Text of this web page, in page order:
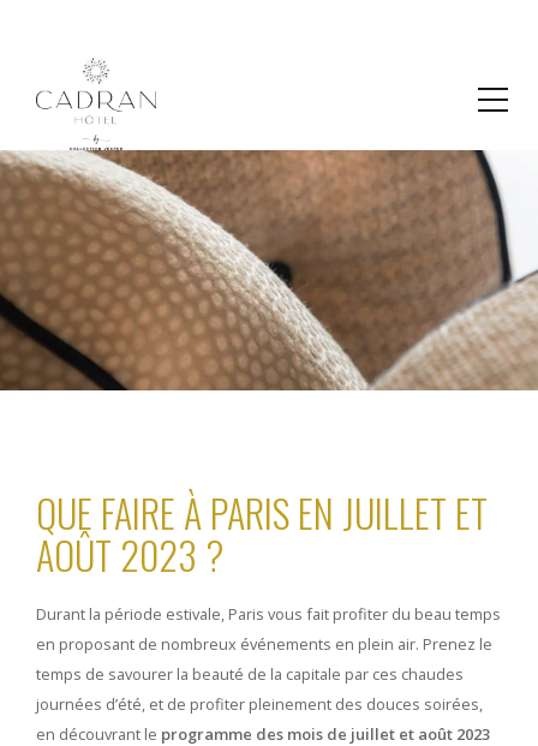
QUE FAIRE À PARIS EN JUILLET ET
AOÛT 2023 ?
Durant la période estivale, Paris vous fait profiter du beau temps
en proposant de nombreux événements en plein air. Prenez le
temps de savourer la beauté de la capitale par ces chaudes
journées d’été, et de profiter pleinement des douces soirées,
en découvrant le programme des mois de juillet et août 2023